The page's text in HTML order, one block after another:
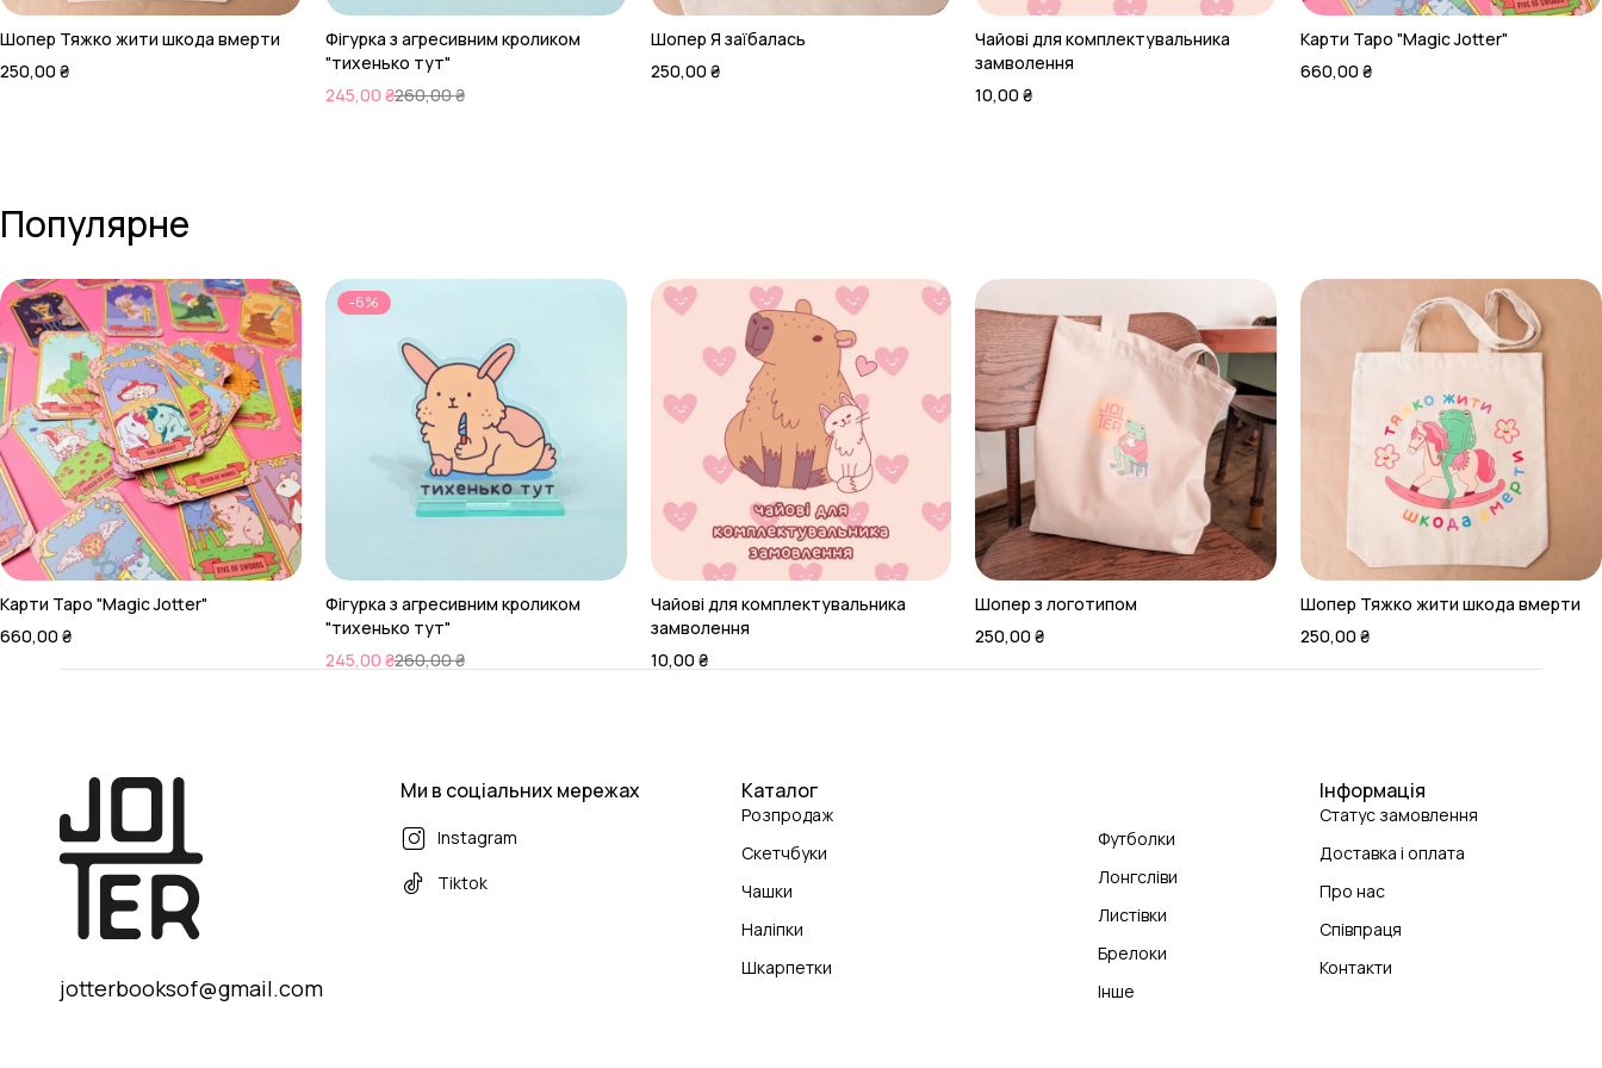
Шопер Тяжко жити шкода вмерти
250,00 ₴
Фігурка з агресивним кроликом
"тихенько тут"
260,00₴
245,00 ₴
Шопер Я заїбалась
250,00 ₴
Чайові для комплектувальника
замволення
10,00₴
Карти Таро "Magic Jotter"
660,00₴
Популярне
Карти Таро "Magic Jotter"
660,00 ₴
-6%
Фігурка з агресивним кроликом
"тихенько тут"
260,00₴
245,00 ₴
Чайові для комплектувальника
замволення
10,00 ₴
Шопер з логотипом
250,00₴
Шопер Тяжко жити шкода вмерти
250,00₴
Футболки
Лонгсліви
Листівки
Брелоки
Інше
Інформація
Статус замовлення
Доставка і оплата
Про нас
Співпраця
Контакти
Каталог
Розпродаж
Скетчбуки
Чашки
Наліпки
Шкарпетки
Ми в соціальних мережах
Instagram
Tiktok
jotterbooksof@gmail.com